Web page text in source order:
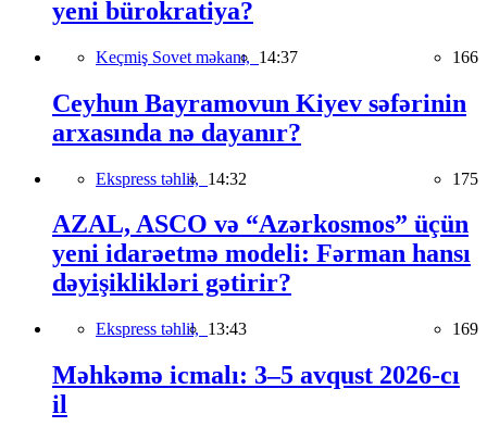
yeni bürokratiya?
Keçmiş Sovet məkanı, 14:37 166
Ceyhun Bayramovun Kiyev səfərinin
arxasında nə dayanır?
Ekspress təhlil, 14:32 175
AZAL, ASCO və “Azərkosmos” üçün
yeni idarəetmə modeli: Fərman hansı
dəyişiklikləri gətirir?
Ekspress təhlil, 13:43 169
Məhkəmə icmalı: 3–5 avqust 2026-cı
il